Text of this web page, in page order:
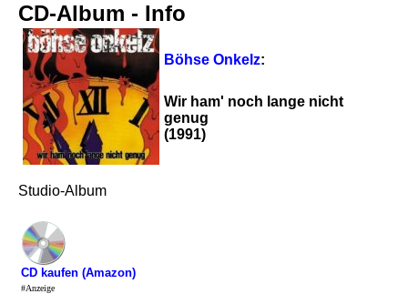
CD-Album - Info
Böhse Onkelz:
Wir ham' noch lange nicht
genug
(1991)
Studio-Album
CD kaufen (Amazon)
#Anzeige